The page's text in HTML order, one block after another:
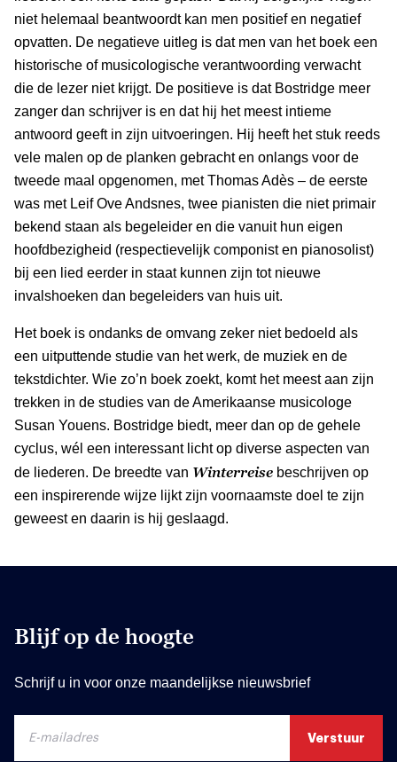
niet helemaal beantwoordt kan men positief en negatief
opvatten. De negatieve uitleg is dat men van het boek een
historische of musicologische verantwoording verwacht
die de lezer niet krijgt. De positieve is dat Bostridge meer
zanger dan schrijver is en dat hij het meest intieme
antwoord geeft in zijn uitvoeringen. Hij heeft het stuk reeds
vele malen op de planken gebracht en onlangs voor de
tweede maal opgenomen, met Thomas Adès – de eerste
was met Leif Ove Andsnes, twee pianisten die niet primair
bekend staan als begeleider en die vanuit hun eigen
hoofdbezigheid (respectievelijk componist en pianosolist)
bij een lied eerder in staat kunnen zijn tot nieuwe
invalshoeken dan begeleiders van huis uit.
Het boek is ondanks de omvang zeker niet bedoeld als
een uitputtende studie van het werk, de muziek en de
tekstdichter. Wie zo’n boek zoekt, komt het meest aan zijn
trekken in de studies van de Amerikaanse musicologe
Susan Youens. Bostridge biedt, meer dan op de gehele
cyclus, wél een interessant licht op diverse aspecten van
de liederen. De breedte van Winterreise beschrijven op
een inspirerende wijze lijkt zijn voornaamste doel te zijn
geweest en daarin is hij geslaagd.
Blijf op de hoogte
Schrijf u in voor onze maandelijkse nieuwsbrief